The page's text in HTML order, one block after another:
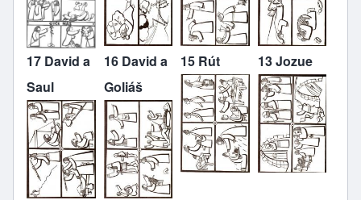
17 David a
Saul
16 David a
Goliáš
15 Rút 13 Jozue